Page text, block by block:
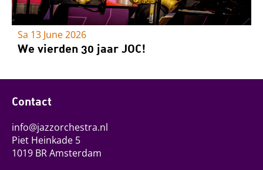
Sa 13 June 2026
We vierden 30 jaar JOC!
Contact
info@jazzorchestra.nl
Piet Heinkade 5
1019 BR Amsterdam